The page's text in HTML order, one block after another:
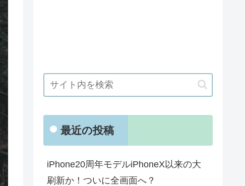
最近の投稿
iPhone20周年モデルiPhoneX以来の大
刷新か！ついに全画面へ？